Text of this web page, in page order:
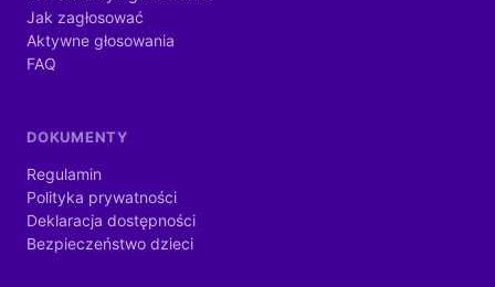
Jak zagłosować
Aktywne głosowania
FAQ
DOKUMENTY
Regulamin
Polityka prywatności
Deklaracja dostępności
Bezpieczeństwo dzieci